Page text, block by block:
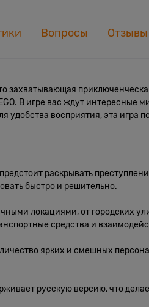
Вопросы Отзывы
захватывающая
В игре вас ждут
удобства восприятия, эта игра
раскрывать
быстро и решительно.
локациями, от городских
средства и
ярких и смешных
русскую версию, что